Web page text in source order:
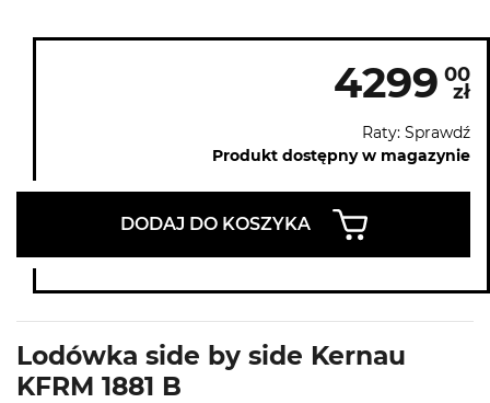
4299 00
zł
Raty: Sprawdź
Produkt dostępny w magazynie
DODAJ DO KOSZYKA
Lodówka side by side Kernau
KFRM 1881 B